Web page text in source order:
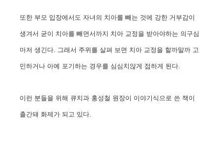
또한 부모 입장에서도 자녀의 치아를 빼는 것에 강한 거부감이
생겨서 굳이 치아를 빼면서까지 치아 교정을 받아야하는 의구심
마저 생긴다. 그래서 주위를 살펴 보면 치아 교정을 할까말까 고
민하거나 아예 포기하는 경우를 심심치않게 접하게 된다.
이런 분들을 위해 큐치과 홍성철 원장이 이야기식으로 쓴 책이
출간돼 화제가 되고 있다.